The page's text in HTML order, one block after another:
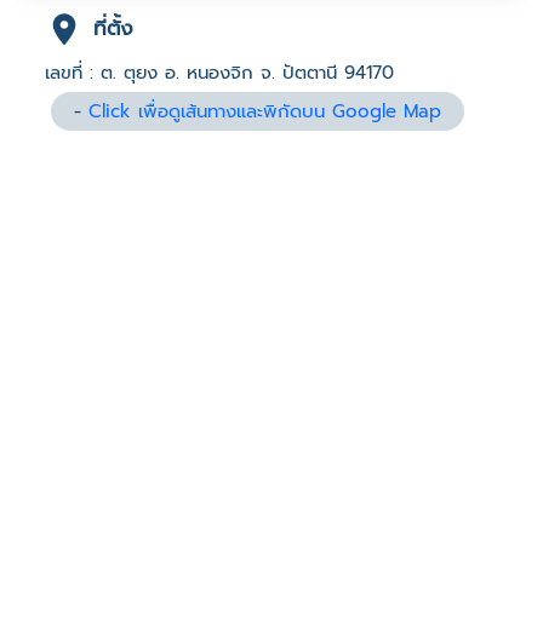
ที่ตั้ง
เลขที่ : ต. ตุยง อ. หนองจิก จ. ปัตตานี 94170
-Click เพื่อดูเส้นทางและพิกัดบน Google Map